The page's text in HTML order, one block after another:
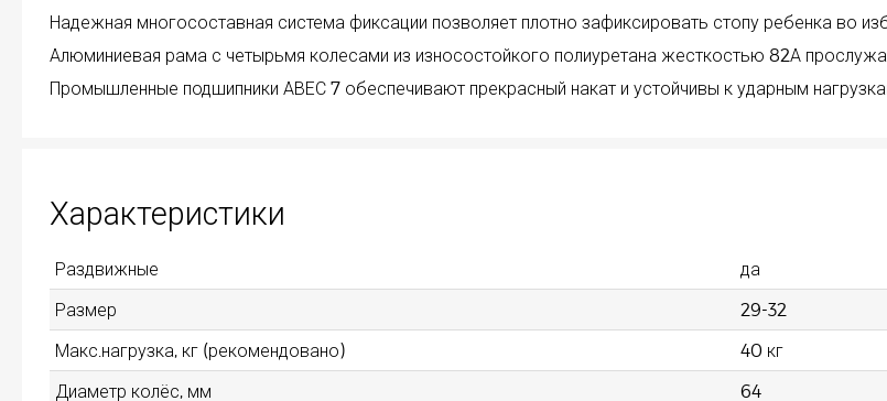
Надежная многосоставная система фиксации позволяет плотно зафиксировать стопу ребенка во
Алюминиевая рама с четырьмя колесами из износостойкого полиуретана жесткостью 82А
Промышленные подшипники АВЕС 7 обеспечивают прекрасный накат и устойчивы к ударным
Характеристики
Раздвижные
да
Размер
29-32
Макс.нагрузка, кг (рекомендовано)
40 кг
Диаметр колёс, мм
64